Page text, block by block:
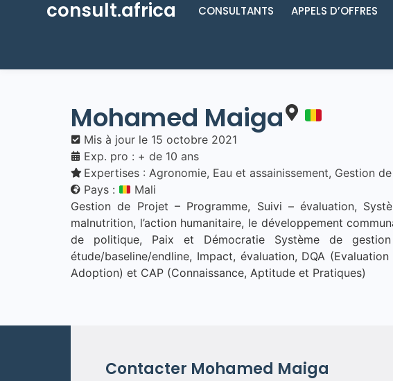
consult.africa CONSULTANTS APPELS D’OFFRES
Mohamed Maiga
Mis à jour le 15 octobre 2021
Exp. pro : + de 10 ans
Expertises : Agronomie, Eau et assainissement, Gestion
Pays :
Mali
Gestion de Projet – Programme, Suivi – évaluation,
malnutrition, l’action humanitaire, le développement
de politique, Paix et Démocratie Système de gestion
étude/baseline/endline, Impact, évaluation, DQA
Adoption) et CAP (Connaissance, Aptitude et Pratiques)
Contacter Mohamed Maiga